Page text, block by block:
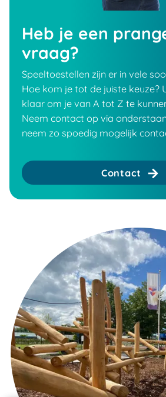
Heb je een
vraag?
Speeltoestellen zijn er in vele
Hoe kom je tot de juiste keuze?
klaar om je van A tot Z te
Neem contact op via
neem zo spoedig mogelijk
Contact